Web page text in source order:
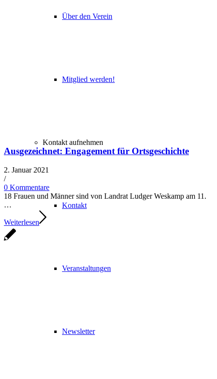
Über den Verein
Mitglied werden!
Kontakt aufnehmen
Kontakt
Veranstaltungen
Newsletter
Ausgezeichnet: Engagement für Ortsgeschichte
2. Januar 2021
/​
0 Kommentare
18 Frauen und Männer sind von Landrat Ludger Weskamp am 11.
…
Weiterlesen